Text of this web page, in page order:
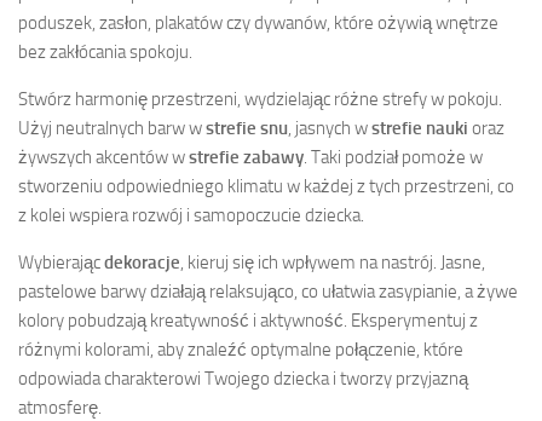
poduszek, zasłon, plakatów czy dywanów, które ożywią wnętrze
bez zakłócania spokoju.
Stwórz harmonię przestrzeni, wydzielając różne strefy w pokoju.
Użyj neutralnych barw wstrefie snu, jasnych wstrefie nauki oraz
żywszych akcentów wstrefie zabawy. Taki podział pomoże w
stworzeniu odpowiedniego klimatu w każdej z tych przestrzeni, co
z kolei wspiera rozwój i samopoczucie dziecka.
Wybierającdekoracje, kieruj się ich wpływem na nastrój. Jasne,
pastelowe barwy działają relaksująco, co ułatwia zasypianie, a żywe
kolory pobudzają kreatywność i aktywność. Eksperymentuj z
różnymi kolorami, aby znaleźć optymalne połączenie, które
odpowiada charakterowi Twojego dziecka i tworzy przyjazną
atmosferę.